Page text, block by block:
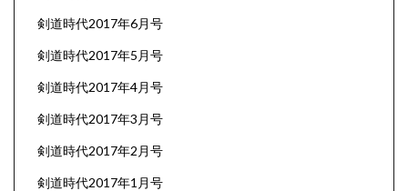
剣道時代2017年6月号
剣道時代2017年5月号
剣道時代2017年4月号
剣道時代2017年3月号
剣道時代2017年2月号
剣道時代2017年1月号